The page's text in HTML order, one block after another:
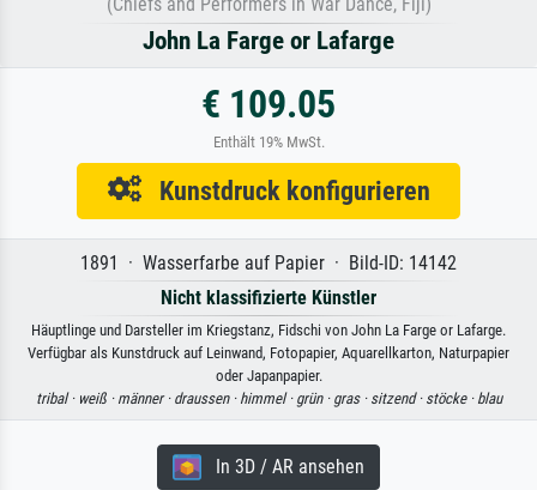
John La Farge or Lafarge
€ 109.05
Enthält 19% MwSt.
Kunstdruck konfigurieren
1891 · Wasserfarbe auf Papier · Bild-ID: 14142
Nicht klassifizierte Künstler
Häuptlinge und Darsteller im Kriegstanz, Fidschi von John La Farge or Lafarge.
Verfügbar als Kunstdruck auf Leinwand, Fotopapier, Aquarellkarton, Naturpapier
oder Japanpapier.
tribal · weiß · männer · draussen · himmel · grün · gras · sitzend · stöcke · blau
In 3D / AR ansehen